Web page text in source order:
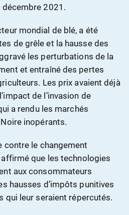
décembre 2021.
mondial de blé, a été
de grêle et la hausse des
les perturbations de la
et entraîné des pertes
Les prix avaient déjà
de l’invasion de
a rendu les marchés
inopérants.
contre le changement
que les technologies
aux consommateurs
hausses d’impôts punitives
qui leur seraient répercutés.